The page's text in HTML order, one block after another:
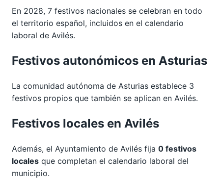
En 2028, 7 festivos nacionales se celebran en todo
el territorio español, incluidos en el calendario
laboral de Avilés.
Festivos autonómicos en Asturias
La comunidad autónoma de Asturias establece 3
festivos propios que también se aplican en Avilés.
Festivos locales en Avilés
Además, el Ayuntamiento de Avilés fija 0 festivos
locales que completan el calendario laboral del
municipio.